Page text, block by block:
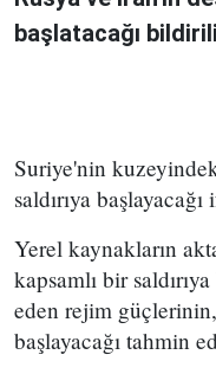
başlatacağı
Suriye'nin
saldırıya
Yerel kaynakların
kapsamlı bir
eden rejim
başlayacağı tahmin